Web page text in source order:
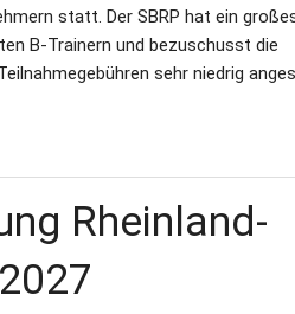
statt. Der SBRP hat ein
B-Trainern und bezuschusst die
sehr niedrig
Rheinland-